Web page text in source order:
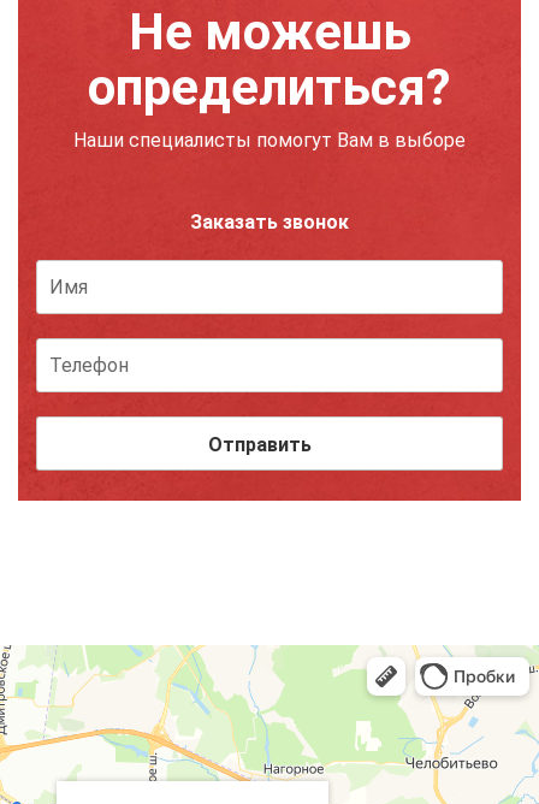
Не можешь
определиться?
Наши специалисты помогут Вам в выборе
Заказать звонок